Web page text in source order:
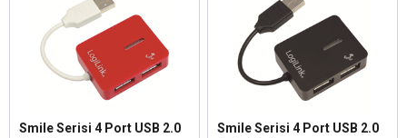
Smile Serisi 4 Port USB 2.0
Smile Serisi 4 Port USB 2.0